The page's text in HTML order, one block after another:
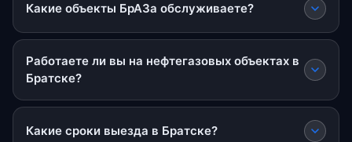
Какие объекты БрАЗа обслуживаете?
Работаете ли вы на нефтегазовых объектах в
Братске?
Какие сроки выезда в Братске?